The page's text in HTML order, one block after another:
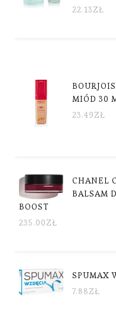
22.13ZŁ
MIÓD 30
23.49ZŁ
CHANEL
BALSAM
BOOST
235.00ZŁ
SPUMAX
7.88ZŁ